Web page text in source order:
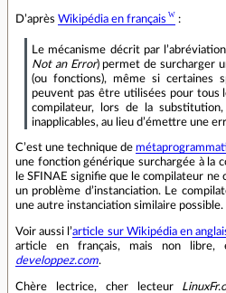
D’après Wikipédia en français :
Le mécanisme décrit par
Not an Error) permet de surcharger
(ou fonctions), même si certaines
peuvent pas être utilisées pour tous
compilateur, lors de la
inapplicables, au lieu d’émettre une
C’est une technique de
une fonction générique surchargée à la
le SFINAE signifie que le compilateur
un problème d’instanciation. Le
une autre instanciation similaire possible.
Voir aussi l’article sur Wikipédia en
article en français, mais non libre,
developpez.com.
Chère lectrice, cher lecteur